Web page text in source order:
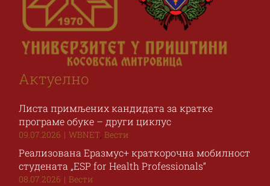
Актуелно
Листа примљених кандидата за кратке
програме обуке – други циклус
09.07.2026 | WBNET,Вести
Реализована Еразмус+ краткорочна мобилност
студената „ESP for Health Professionals“
08.07.2026 | Вести